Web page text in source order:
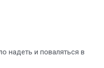
надеть и поваляться в